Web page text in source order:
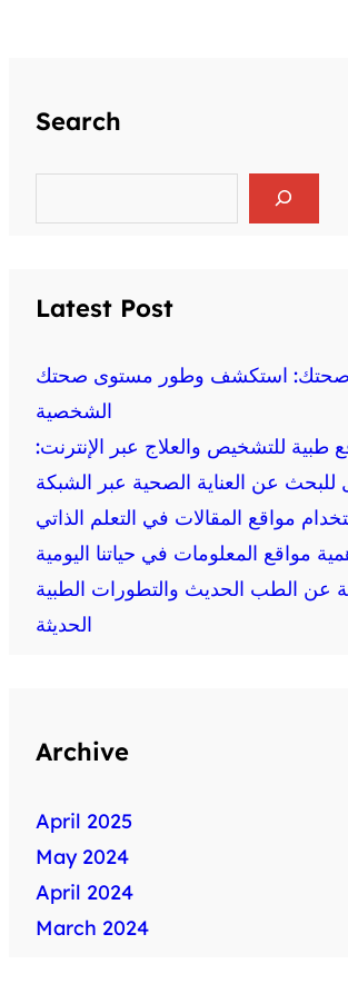
Search
a
Latest Post
استكشف وطور مستوى صحتك
الشخصية
طبية للتشخيص والعلاج عبر الإنترنت:
للبحث عن العناية الصحية عبر الشبكة
مواقع المقالات في التعلم الذاتي
مواقع المعلومات في حياتنا اليومية
عن الطب الحديث والتطورات الطبية
الحديثة
Archive
April 2025
May 2024
April 2024
March 2024